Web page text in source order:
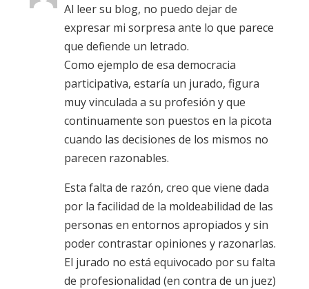
Al leer su blog, no puedo dejar de
expresar mi sorpresa ante lo que parece
que defiende un letrado.
Como ejemplo de esa democracia
participativa, estaría un jurado, figura
muy vinculada a su profesión y que
continuamente son puestos en la picota
cuando las decisiones de los mismos no
parecen razonables.
Esta falta de razón, creo que viene dada
por la facilidad de la moldeabilidad de las
personas en entornos apropiados y sin
poder contrastar opiniones y razonarlas.
El jurado no está equivocado por su falta
de profesionalidad (en contra de un juez)